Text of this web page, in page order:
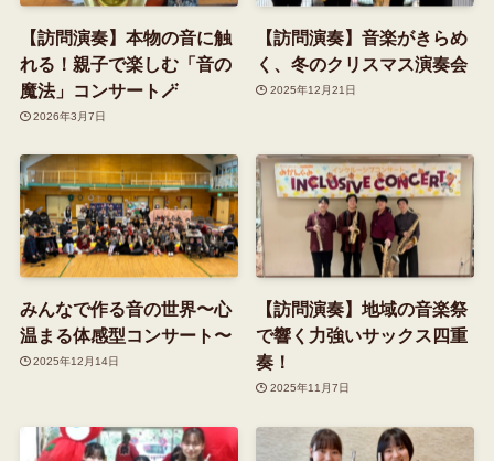
【訪問演奏】本物の音に触
れる！親子で楽しむ「音の
魔法」コンサート🪄
2026年3月7日
【訪問演奏】音楽がきらめ
く、冬のクリスマス演奏会
2025年12月21日
みんなで作る音の世界〜心
温まる体感型コンサート〜
2025年12月14日
【訪問演奏】地域の音楽祭
で響く力強いサックス四重
奏！
2025年11月7日